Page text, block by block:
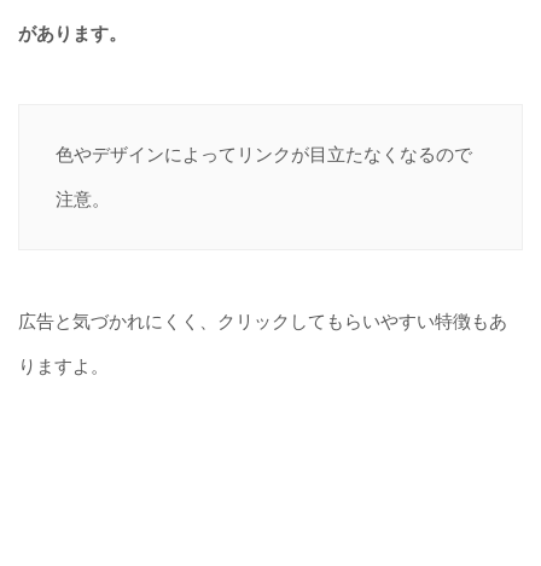
があります。
色やデザインによってリンクが目立たなくなるので
注意。
広告と気づかれにくく、クリックしてもらいやすい特徴もあ
りますよ。